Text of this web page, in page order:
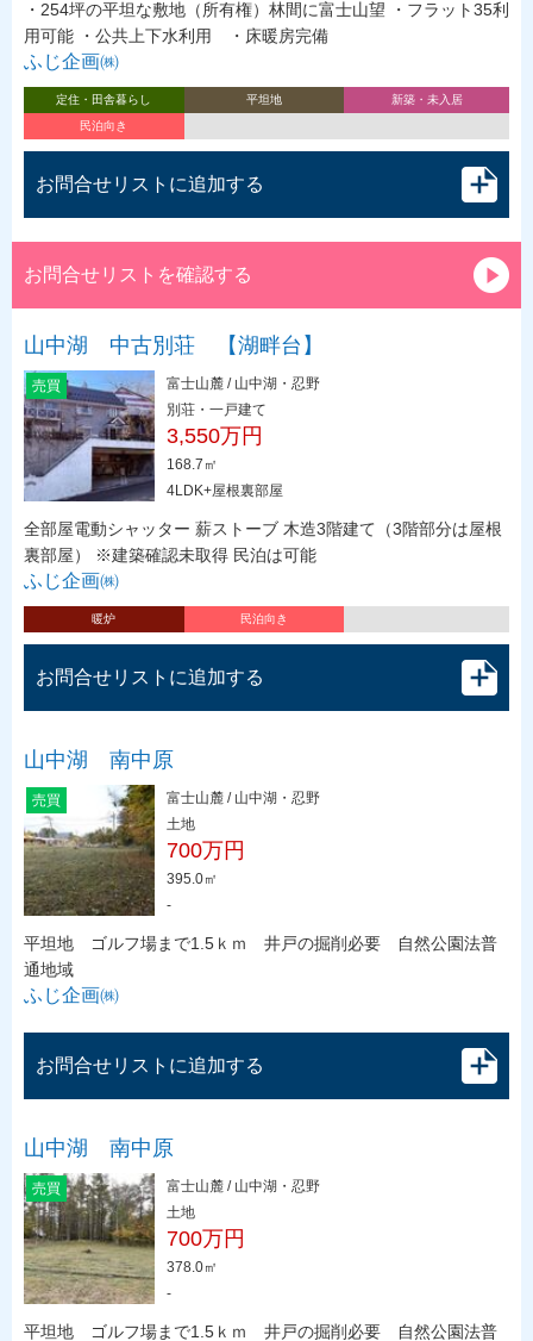
・254坪の平坦な敷地（所有権）林間に富士山望 ・フラット35利
用可能 ・公共上下水利用 ・床暖房完備
ふじ企画㈱
定住・田舎暮らし 平坦地
新築・未入居
民泊向き
お問合せリストに追加する
お問合せリストを確認する
山中湖 中古別荘 【湖畔台】
売買
富士山麓 / 山中湖・忍野
別荘・一戸建て
3,550万円
168.7㎡
4LDK+屋根裏部屋
全部屋電動シャッター 薪ストーブ 木造3階建て（3階部分は屋根
裏部屋） ※建築確認未取得 民泊は可能
ふじ企画㈱
暖炉 民泊向き
お問合せリストに追加する
山中湖 南中原
売買
富士山麓 / 山中湖・忍野
土地
700万円
395.0㎡
-
平坦地 ゴルフ場まで1.5ｋｍ 井戸の掘削必要 自然公園法普
通地域
ふじ企画㈱
お問合せリストに追加する
山中湖 南中原
売買
富士山麓 / 山中湖・忍野
土地
700万円
378.0㎡
-
平坦地 ゴルフ場まで1.5ｋｍ 井戸の掘削必要 自然公園法普